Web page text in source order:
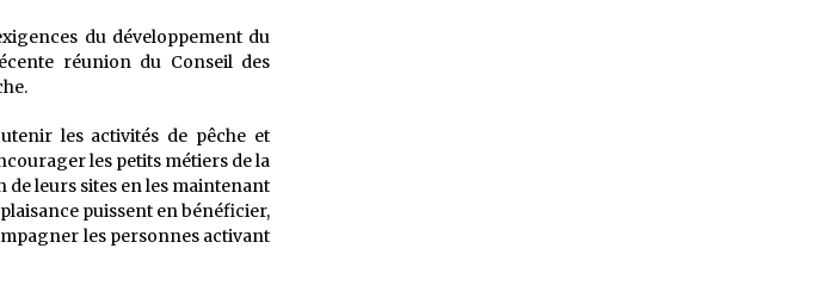
du développement du
réunion du Conseil des
les activités de pêche et
les petits métiers de la
de leurs sites en les maintenant
puissent en bénéficier,
les personnes activant